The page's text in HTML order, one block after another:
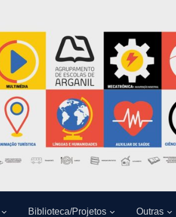
Biblioteca/Projetos Outras